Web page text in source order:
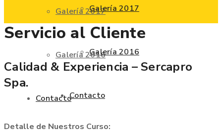
Galería 2017
Galería 2016
Contacto
Galería 2017
Galería 2016
Contacto
Servicio al Cliente
Calidad & Experiencia – Sercapro
Spa.
Detalle de Nuestros Curso: